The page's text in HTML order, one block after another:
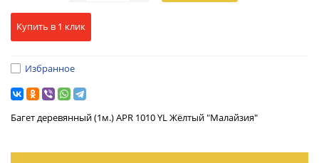
Купить в 1 клик
Избранное
Багет деревянный (1м.) APR 1010 YL Жёлтый "Малайзия"